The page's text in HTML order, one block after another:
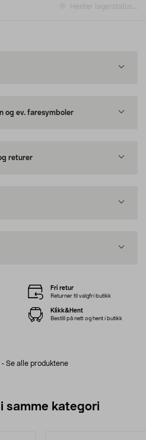
Henter lagerstatus...
og ev. faresymboler
returer
Se alle produktene
Fri retur
Returner til valgfri butikk
Klikk&Hent
Bestill på nett og hent i butikk
samme kategori